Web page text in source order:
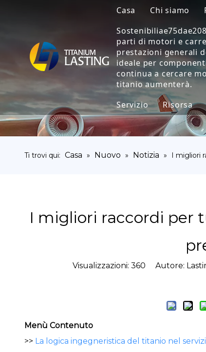
Casa Chi siamo
parti di motori e
prestazioni generali
ideale per
continua a cercare
titanio aumenterà.
Servizio
Il tuo feedback
Risorsa
Blog
Ti trovi qui: Casa » Nuovo » Notizia » I migliori
I migliori raccordi per
Visualizzazioni: 360 Autore:
Menù Contenuto
>> La logica ingegneristica del titanio nel